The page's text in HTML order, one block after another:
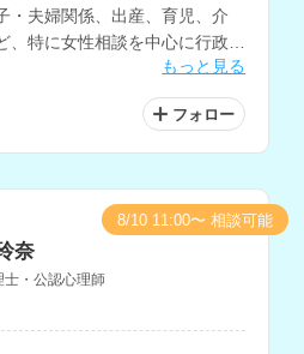
・夫婦関係、出産、育児、介
特に女性相談を中心に行政機
談に対応されています。もっと見る
フォロー
奈
士・公認心理師
8/10 11:00〜 相談可能